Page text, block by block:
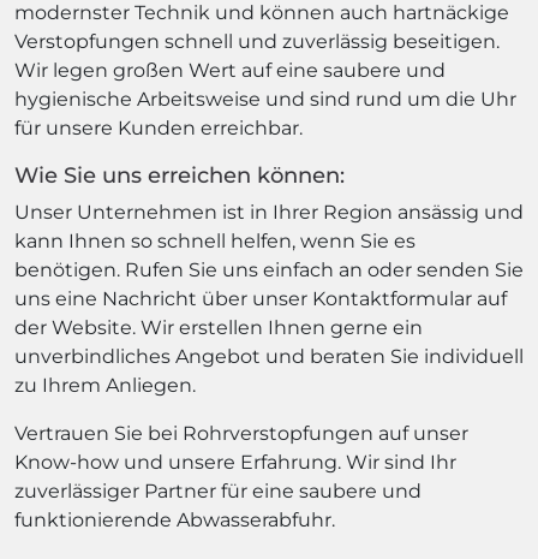
modernster Technik und können auch hartnäckige
Verstopfungen schnell und zuverlässig beseitigen.
Wir legen großen Wert auf eine saubere und
hygienische Arbeitsweise und sind rund um die Uhr
für unsere Kunden erreichbar.
Wie Sie uns erreichen können:
Unser Unternehmen ist in Ihrer Region ansässig und
kann Ihnen so schnell helfen, wenn Sie es
benötigen. Rufen Sie uns einfach an oder senden Sie
uns eine Nachricht über unser Kontaktformular auf
der Website. Wir erstellen Ihnen gerne ein
unverbindliches Angebot und beraten Sie individuell
zu Ihrem Anliegen.
Vertrauen Sie bei Rohrverstopfungen auf unser
Know-how und unsere Erfahrung. Wir sind Ihr
zuverlässiger Partner für eine saubere und
funktionierende Abwasserabfuhr.